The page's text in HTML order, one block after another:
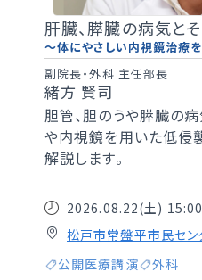
肝臓、膵臓の病気と
～体にやさしい内視鏡治療
副院長・外科 主任部長
緒方 賢司
胆管、胆のうや膵臓の
や内視鏡を用いた低侵
解説します。
2026.08.22(土)
松戸市常盤平市民セン
公開医療講演
外科